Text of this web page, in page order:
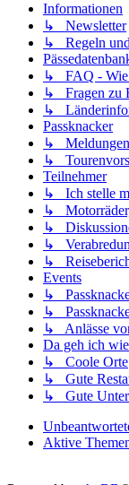
Informationen
↳ Newsletter
↳ Regeln
↳ FAQ - Wie
↳ Fragen zu
↳
Passknacker
↳ Meldungen
↳
Teilnehmer
↳ Ich stelle
↳
↳
↳
↳
Events
↳
↳
↳ Anlässe
Da geh ich
↳ Coole Orte
↳ Gute
↳ Gute
Aktive